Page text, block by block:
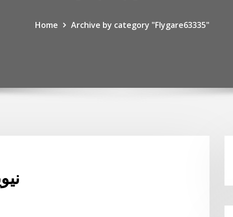
Home Archive by category "Flygare63335"